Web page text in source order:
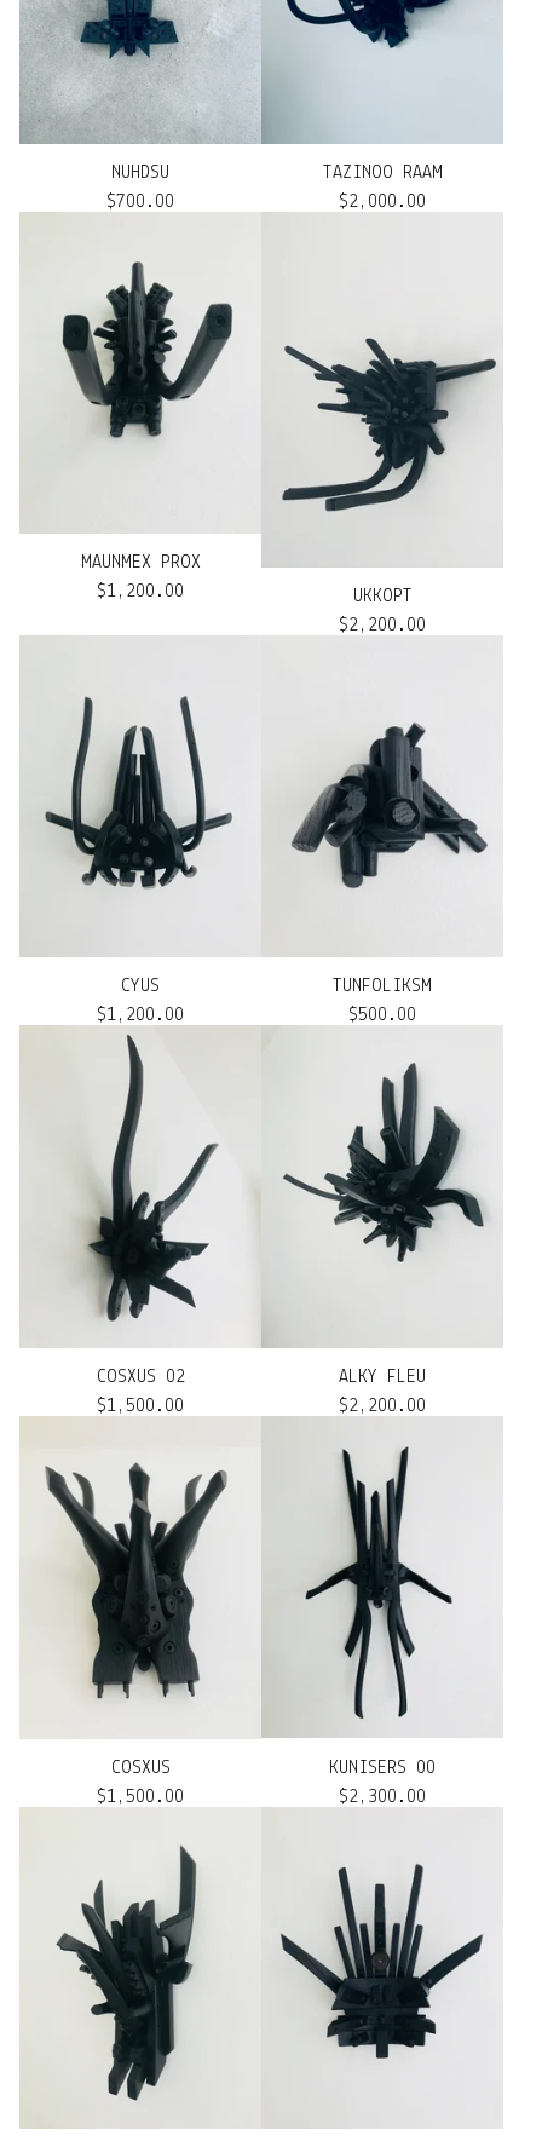
NUHDSU
$700.00
TAZINOO RAAM
$2,000.00
MAUNMEX PROX
$1,200.00
UKKOPT
$2,200.00
CYUS
$1,200.00
TUNFOLIKSM
$500.00
COSXUS 02
$1,500.00
ALKY FLEU
$2,200.00
COSXUS
$1,500.00
KUNISERS 00
$2,300.00